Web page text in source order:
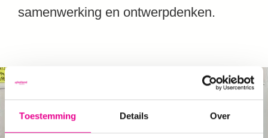
Toestemming Details Over
samenwerking en ontwerpdenken.